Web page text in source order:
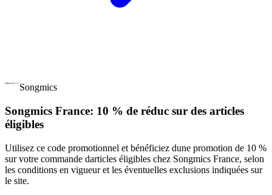
Songmics
Songmics France: 10 % de réduc sur des articles
éligibles
Utilisez ce code promotionnel et bénéficiez dune promotion de 10 %
sur votre commande darticles éligibles chez Songmics France, selon
les conditions en vigueur et les éventuelles exclusions indiquées sur
le site.